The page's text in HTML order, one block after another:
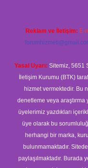
Reklam ve İletişim: E-
Yasal Uyarı: Sitemiz, 5651
İletişim Kurumu (BTK)
hizmet vermektedir. Bu
denetleme veya araştırma
üyelerimiz yazdıkları
üye olarak bu
herhangi bir marka,
bulunmamaktadır.
paylaşılmaktadır. Burada